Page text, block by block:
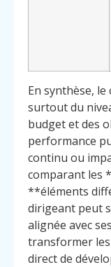
En synthèse, le
surtout du
budget et des
performance
continu ou
comparant les
**éléments
dirigeant peut
alignée avec
transformer
direct de